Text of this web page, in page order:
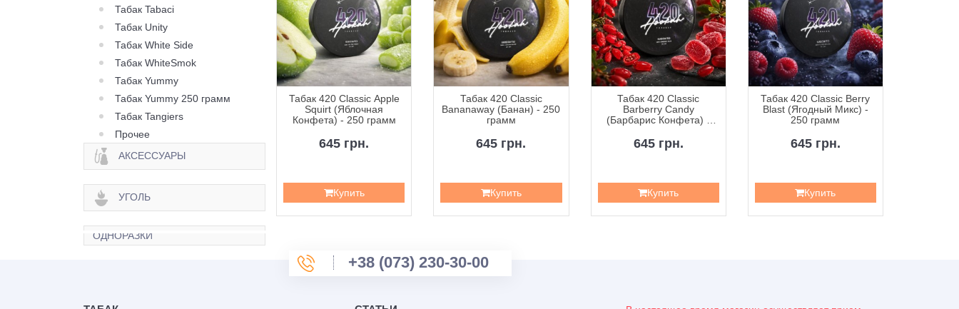
Табак Tabaci
Табак Unity
Табак White Side
Табак WhiteSmok
Табак Yummy
Табак Yummy 250 грамм
Табак Tangiers
Прочее
АКСЕССУАРЫ
УГОЛЬ
ОДНОРАЗКИ
Табак 420 Classic Frost
Зен) - 100 грамм
335 грн.
Табак 420 Classic Apple
Squirt (Яблочная
Конфета) - 250 грамм
645 грн.
Купить
Табак 420 Classic
Bananaway (Банан) - 250
грамм
645 грн.
Купить
Табак 420 Classic
Barberry Candy
(Барбарис Конфета) -
645 грн.
Купить
Табак 420 Classic Berry
Blast (Ягодный Микс) -
250 грамм
645 грн.
Купить
+38 (073) 230-30-00